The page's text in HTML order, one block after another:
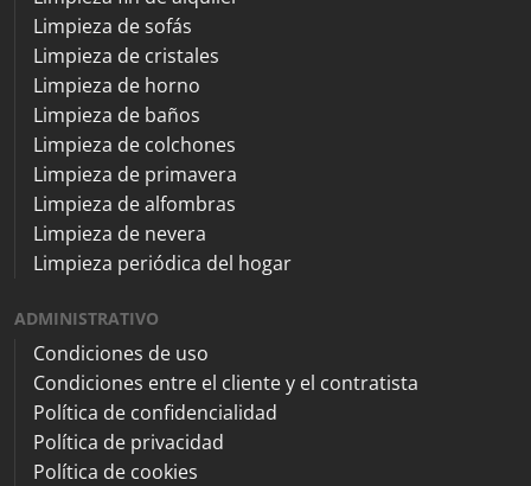
Limpieza de sofás
Limpieza de cristales
Limpieza de horno
Limpieza de baños
Limpieza de colchones
Limpieza de primavera
Limpieza de alfombras
Limpieza de nevera
Limpieza periódica del hogar
ADMINISTRATIVO
Condiciones de uso
Condiciones entre el cliente y el contratista
Política de confidencialidad
Política de privacidad
Política de cookies